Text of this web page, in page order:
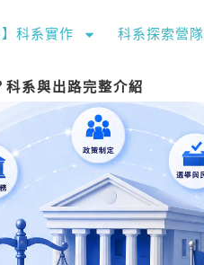
科系實作 科系探索營隊
系與出路完整介紹